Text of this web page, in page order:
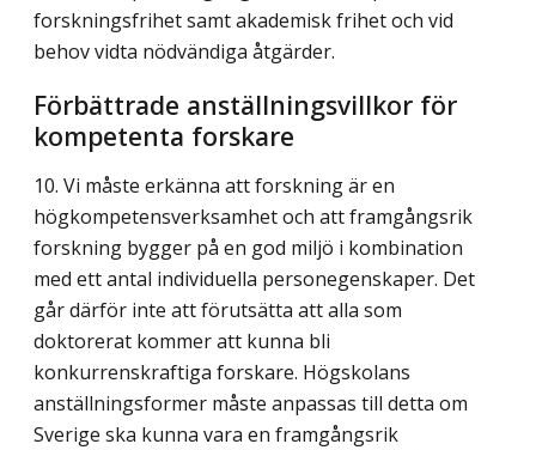
forsknings­frihet samt akademisk frihet och vid
behov vidta nödvändiga åtgärder.
Förbättrade anställningsvillkor för
kompetenta forskare
10. Vi måste erkänna att forskning är en
högkompetensverksamhet och att framgångsrik
forskning bygger på en god miljö i kombination
med ett antal individuella person­egenskaper. Det
går därför inte att förutsätta att alla som
doktorerat kommer att kunna bli
konkurrenskraftiga forskare. Högskolans
anställningsformer måste anpassas till detta om
Sverige ska kunna vara en framgångsrik